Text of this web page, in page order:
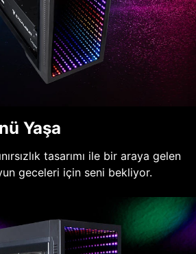
Yaşa
tasarımı ile bir araya gelen
geceleri için seni bekliyor.